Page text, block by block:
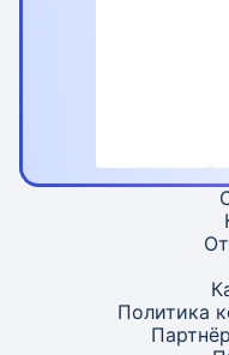
Политика